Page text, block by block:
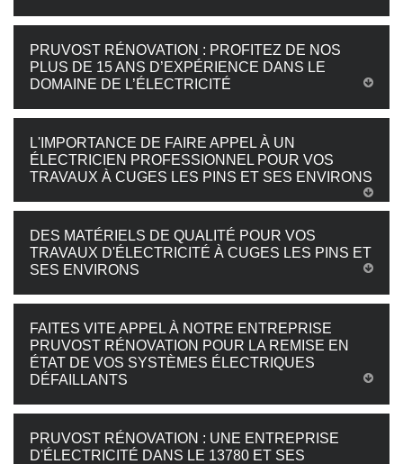
PRUVOST RÉNOVATION : PROFITEZ DE NOS
PLUS DE 15 ANS D’EXPÉRIENCE DANS LE
DOMAINE DE L’ÉLECTRICITÉ
L'IMPORTANCE DE FAIRE APPEL À UN
ÉLECTRICIEN PROFESSIONNEL POUR VOS
TRAVAUX À CUGES LES PINS ET SES ENVIRONS
DES MATÉRIELS DE QUALITÉ POUR VOS
TRAVAUX D'ÉLECTRICITÉ À CUGES LES PINS ET
SES ENVIRONS
FAITES VITE APPEL À NOTRE ENTREPRISE
PRUVOST RÉNOVATION POUR LA REMISE EN
ÉTAT DE VOS SYSTÈMES ÉLECTRIQUES
DÉFAILLANTS
PRUVOST RÉNOVATION : UNE ENTREPRISE
D'ÉLECTRICITÉ DANS LE 13780 ET SES